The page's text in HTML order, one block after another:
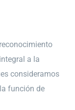
a la
consideramos
función de